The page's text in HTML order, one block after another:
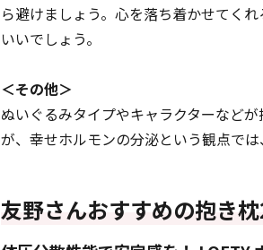
ら避けましょう。心を落ち着かせてく
いいでしょう。
＜その他＞
ぬいぐるみタイプやキャラクターなど
が、幸せホルモンの分泌という観点で
友野さんおすすめの抱き枕